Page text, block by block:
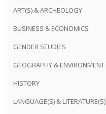
ART(S) & ARCHEOLOGY
BUSINESS & ECONOMICS
GENDER STUDIES
GEOGRAPHY & ENVIRONMENT
HISTORY
LANGUAGE(S) & LITERATURE(S)